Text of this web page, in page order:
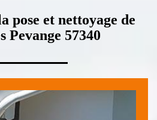
pose et nettoyage de
Pevange 57340